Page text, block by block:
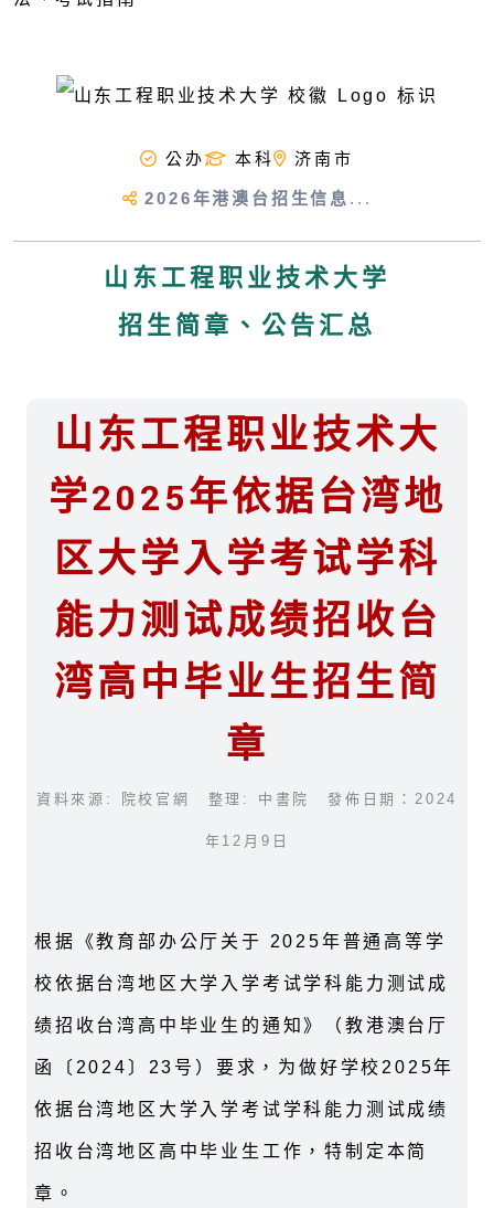
公办 本科 济南市
2026年港澳台招生信息 ...
山东工程职业技术大学
招生简章、公告汇总
山东工程职业技术大
学2025年依据台湾地
区大学入学考试学科
能力测试成绩招收台
湾高中毕业生招生简
章
資料來源: 院校官網 整理: 中書院 發佈日期：2024
年12月9日
根据《教育部办公厅关于 2025年普通高等学
校依据台湾地区大学入学考试学科能力测试成
绩招收台湾高中毕业生的通知》（教港澳台厅
函〔2024〕23号）要求，为做好学校2025年
依据台湾地区大学入学考试学科能力测试成绩
招收台湾地区高中毕业生工作，特制定本简
章。